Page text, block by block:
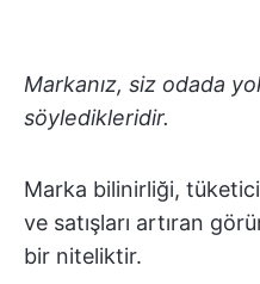
Markanız, siz odada
söyledikleridir.
Marka bilinirliği,
ve satışları artıran
bir niteliktir.